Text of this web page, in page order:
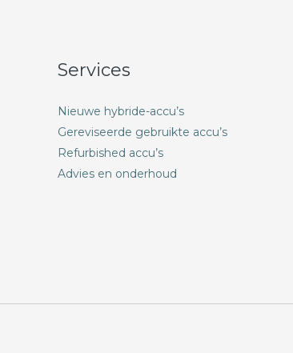
Services
Nieuwe hybride-accu’s
Gereviseerde gebruikte accu’s
Refurbished accu’s
Advies en onderhoud